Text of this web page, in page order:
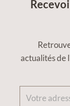
actualités de